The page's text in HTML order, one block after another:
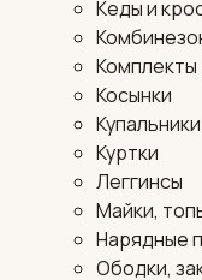
Кеды и
Комплекты
Косынки
Купальники
Куртки
Леггинсы
Майки,
Нарядные
Ободки,